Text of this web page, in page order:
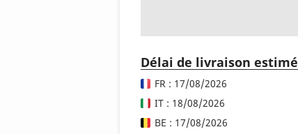
Délai de livraison estimé
FR : 17/08/2026
IT : 18/08/2026
BE : 17/08/2026